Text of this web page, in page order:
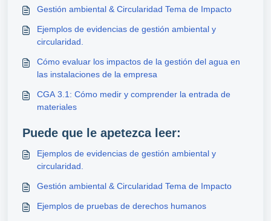
Gestión ambiental & Circularidad Tema de Impacto
Ejemplos de evidencias de gestión ambiental y
circularidad.
Cómo evaluar los impactos de la gestión del agua en
las instalaciones de la empresa
CGA 3.1: Cómo medir y comprender la entrada de
materiales
Puede que le apetezca leer:
Ejemplos de evidencias de gestión ambiental y
circularidad.
Gestión ambiental & Circularidad Tema de Impacto
Ejemplos de pruebas de derechos humanos